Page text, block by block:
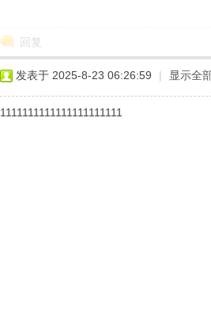
回复
发表于 2025-8-23 06:26:59 | 显示全
1111111111111111111111